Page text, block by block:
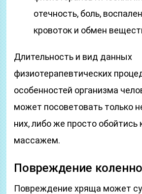
отечность, боль,
кровоток и обмен
Длительность и вид данных
физиотерапевтических
особенностей организма
может посоветовать только
них, либо же просто
массажем.
Повреждение
Повреждение хряща может